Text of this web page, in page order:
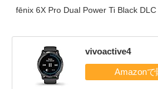
fēnix 6X Pro Dual Power Ti Black DLC
vivoactive4